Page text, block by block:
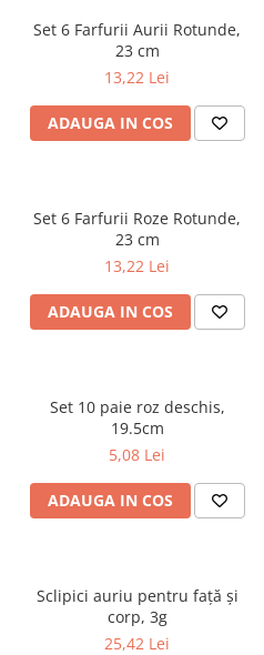
Set 6 Farfurii Aurii Rotunde,
23 cm
13,22 Lei
ADAUGA IN COS
Set 6 Farfurii Roze Rotunde,
23 cm
13,22 Lei
ADAUGA IN COS
Set 10 paie roz deschis,
19.5cm
5,08 Lei
ADAUGA IN COS
Sclipici auriu pentru față și
corp, 3g
25,42 Lei